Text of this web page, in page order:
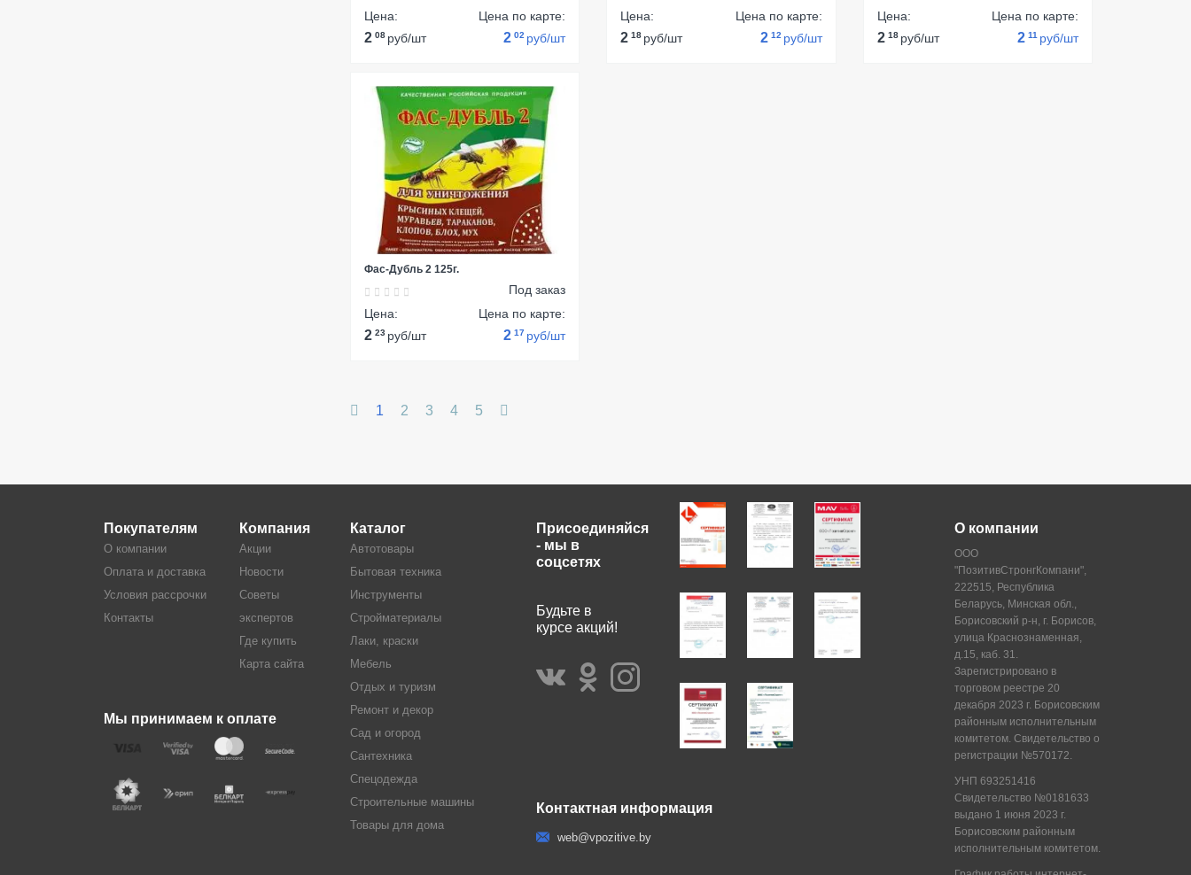
Цена:
2 08 руб/шт
Цена по карте:
2 02 руб/шт
Цена:
2 18 руб/шт
Цена по карте:
2 12 руб/шт
Цена:
2 18 руб/шт
Цена по карте:
2 11 руб/шт
Фас-Дубль 2 125г.
Под заказ
Цена:
2 23 руб/шт
Цена по карте:
2 17 руб/шт
1 2 3 4 5
Покупателям
О компании
Оплата и доставка
Условия рассрочки
Контакты
Компания
Акции
Новости
Советы
экспертов
Где купить
Карта сайта
Мы принимаем к оплате
Каталог
Автотовары
Бытовая техника
Инструменты
Стройматериалы
Лаки, краски
Мебель
Отдых и туризм
Ремонт и декор
Сад и огород
Сантехника
Спецодежда
Строительные машины
Товары для дома
Присоединяйся
- мы в
соцсетях
Будьте в
курсе акций!
Контактная информация
web@vpozitive.by
О компании
ООО
"ПозитивСтронгКомпани",
222515, Республика
Беларусь, Минская обл.,
Борисовский р-н, г. Борисов,
улица Краснознаменная,
д.15, каб. 31.
Зарегистрировано в
торговом реестре 20
декабря 2023 г. Борисовским
районным исполнительным
комитетом. Свидетельство о
регистрации №570172.
УНП 693251416
Свидетельство №0181633
выдано 1 июня 2023 г.
Борисовским районным
исполнительным комитетом.